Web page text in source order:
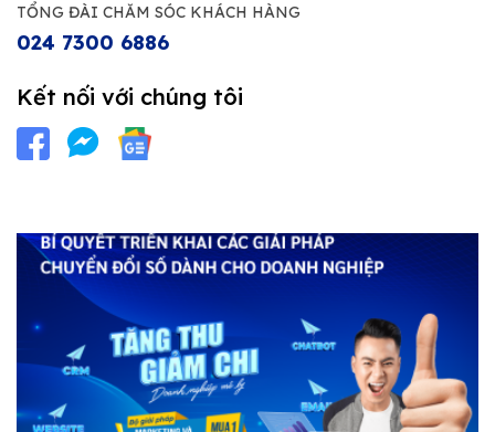
TỔNG ĐÀI CHĂM SÓC KHÁCH HÀNG
024 7300 6886
Kết nối với chúng tôi